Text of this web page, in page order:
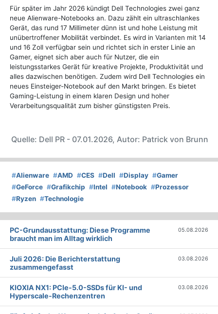
Für später im Jahr 2026 kündigt Dell Technologies zwei ganz
neue Alienware-Notebooks an. Dazu zählt ein ultraschlankes
Gerät, das rund 17 Millimeter dünn ist und hohe Leistung mit
unübertroffener Mobilität verbindet. Es wird in Varianten mit 14
und 16 Zoll verfügbar sein und richtet sich in erster Linie an
Gamer, eignet sich aber auch für Nutzer, die ein
leistungsstarkes Gerät für kreative Projekte, Produktivität und
alles dazwischen benötigen. Zudem wird Dell Technologies ein
neues Einsteiger-Notebook auf den Markt bringen. Es bietet
Gaming-Leistung in einem klaren Design und hoher
Verarbeitungsqualität zum bisher günstigsten Preis.
Quelle: Dell PR - 07.01.2026, Autor: Patrick von Brunn
#Alienware #AMD #CES #Dell #Display #Gamer
#GeForce #Grafikchip #Intel #Notebook #Prozessor
#Ryzen #Technologie
PC-Grundausstattung: Diese Programme
braucht man im Alltag wirklich
05.08.2026
Juli 2026: Die Bericht­erstattung
zusammengefasst
03.08.2026
KIOXIA NX1: PCIe-5.0-SSDs für KI- und
Hyperscale-Rechenzentren
03.08.2026